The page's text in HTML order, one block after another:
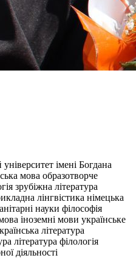
імені Богдана
мова образотворче
зрубіжна література
лінгвістика німецька
науки філософія
іноземні мови українське
література
література філологія
діяльності